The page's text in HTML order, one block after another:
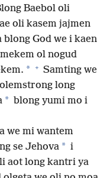
Baebol oli
oli kasem jajmen
blong God we i kaen
ol nogud
* + Samting we
long
* blong yumi mo i
we mi wantem
se Jehova * i
aot long kantri ya